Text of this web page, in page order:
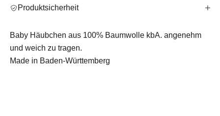
Produktsicherheit
Baby Häubchen aus 100% Baumwolle kbA. angenehm
und weich zu tragen.
Made in Baden-Württemberg